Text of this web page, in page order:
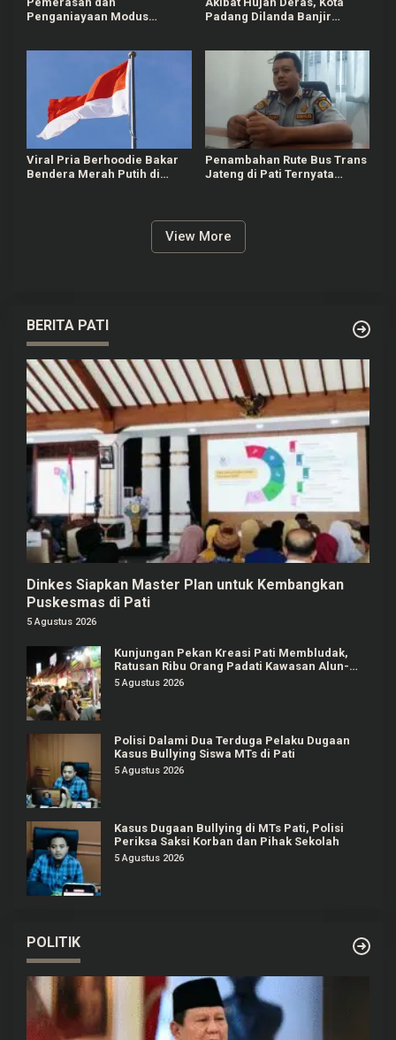
Penganiayaan Modus
Padang Dilanda Banjir
Viral Pria Berhoodie Bakar
Bendera Merah Putih di
Penambahan Rute Bus Trans
Jateng di Pati Ternyata
View More
BERITA PATI
Dinkes Siapkan Master Plan untuk Kembangkan
Puskesmas di Pati
5 Agustus 2026
Kunjungan Pekan Kreasi Pati Membludak,
Ratusan Ribu Orang Padati Kawasan Alun-
alun Pati
5 Agustus 2026
Polisi Dalami Dua Terduga Pelaku Dugaan
Kasus Bullying Siswa MTs di Pati
5 Agustus 2026
Kasus Dugaan Bullying di MTs Pati, Polisi
Periksa Saksi Korban dan Pihak Sekolah
5 Agustus 2026
POLITIK